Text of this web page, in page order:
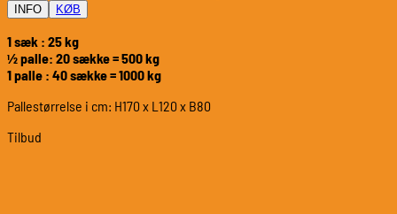
INFO KØB
1 sæk : 25 kg
½ palle: 20 sække = 500 kg
1 palle : 40 sække = 1000 kg
Pallestørrelse i cm: H170 x L120 x B80
Tilbud